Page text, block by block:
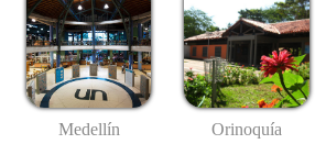
Medellín Orinoquía